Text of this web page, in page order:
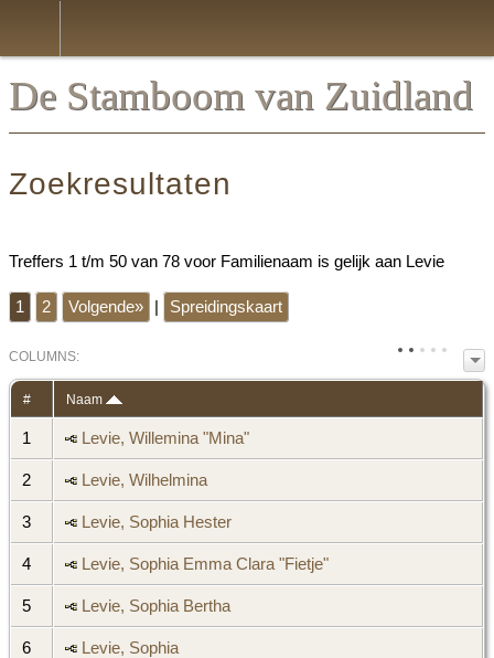
De Stamboom van Zuidland
Zoekresultaten
Treffers 1 t/m 50 van 78 voor Familienaam is gelijk aan Levie
1 2 Volgende» Spreidingskaart
COLUMN S:
# Naam
1 Levie, Willemina "Mina"
2 Levie, Wilhelmina
3 Levie, Sophia Hester
4 Levie, Sophia Emma Clara "Fietje"
5 Levie, Sophia Bertha
6 Levie, Sophia